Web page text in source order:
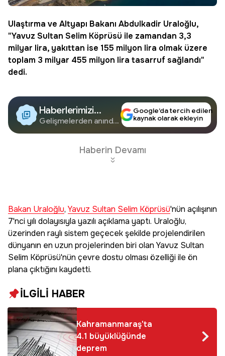
Ulaştırma ve Altyapı Bakanı Abdulkadir Uraloğlu,
"Yavuz Sultan Selim Köprüsü ile zamandan 3,3
milyar lira, yakıttan ise 155 milyon lira olmak üzere
toplam 3 milyar 455 milyon lira tasarruf sağlandı"
dedi.
Haberlerimizi
Google'da Takip
Edin
Gelişmelerden anında
Google’da tercih edilen
kaynak olarak ekleyin
Haberin Devamı
Bakan Uraloğlu, Yavuz Sultan Selim Köprüsü'nün açılışının
7'nci yılı dolayısıyla yazılı açıklama yaptı. Uraloğlu,
üzerinden raylı sistem geçecek şekilde projelendirilen
dünyanın en uzun projelerinden biri olan Yavuz Sultan
Selim Köprüsü'nün çevre dostu olması özelliği ile ön
plana çıktığını kaydetti.
İLGİLİ HABER
Kahramanmaraş'ta
4.1 büyüklüğünde
deprem